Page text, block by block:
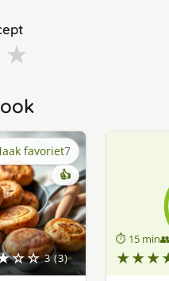
★
3 (3)
favoriet7
👍
⏱ 15 min